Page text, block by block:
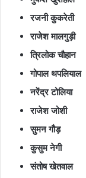
रजनी कुकरेती
राजेश मालगुड़ी
त्रिलोक चौहान
गोपाल थपलियाल
नरेंद्र टोलिया
राजेश जोशी
सुमन गौड़
कुसुम नेगी
संतोष खेतवाल